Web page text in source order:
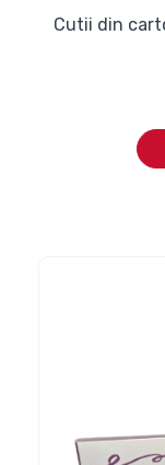
Cutii din